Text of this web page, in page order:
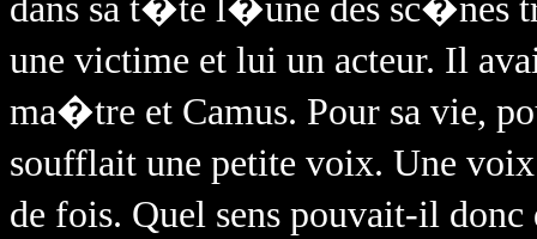
dans sa t�te l�une des sc�nes
une victime et lui un acteur. Il
ma�tre et Camus. Pour sa vie,
soufflait une petite voix. Une
de fois. Quel sens pouvait-il